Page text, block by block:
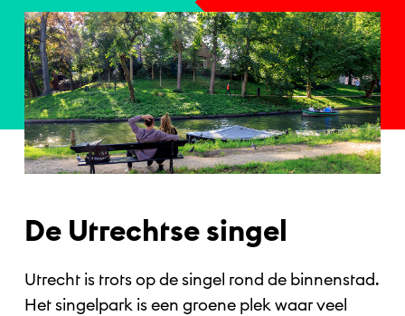
De Utrechtse singel
Utrecht is trots op de singel rond de binnenstad.
Het singelpark is een groene plek waar veel